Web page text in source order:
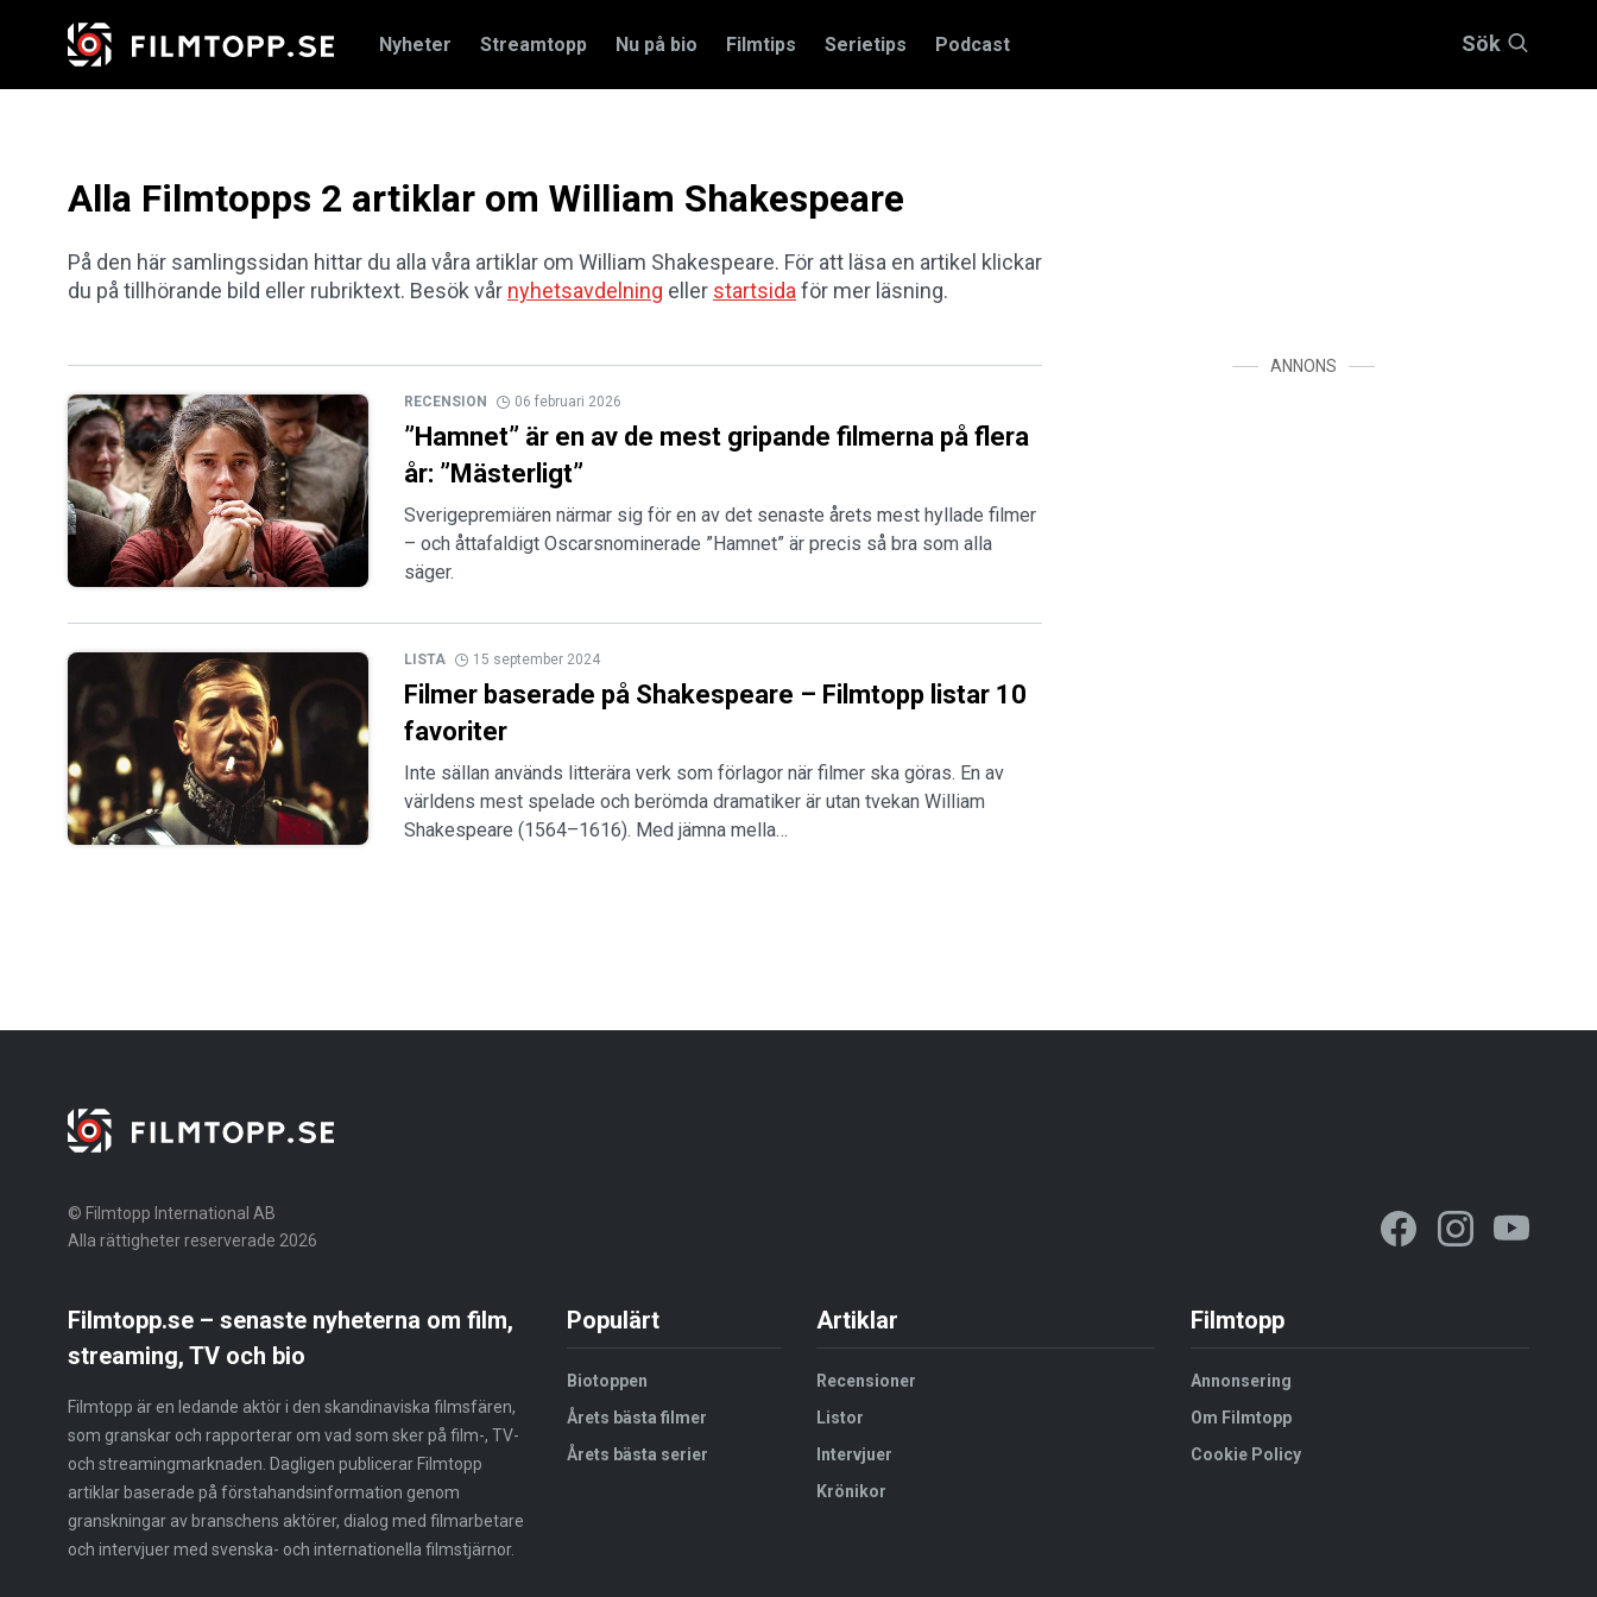
Nyheter Streamtopp Nu på bio Filmtips Serietips Podcast Sök
Alla Filmtopps 2 artiklar om William Shakespeare
På den här samlingssidan hittar du alla våra artiklar om William Shakespeare. För att läsa en artikel klickar
du på tillhörande bild eller rubriktext. Besök vår nyhetsavdelning eller startsida för mer läsning.
RECENSION 06 februari 2026
”Hamnet” är en av de mest gripande filmerna på flera
år: ”Mästerligt”
Sverigepremiären närmar sig för en av det senaste årets mest hyllade filmer
– och åttafaldigt Oscarsnominerade ”Hamnet” är precis så bra som alla
säger.
LISTA 15 september 2024
Filmer baserade på Shakespeare – Filmtopp listar 10
favoriter
Inte sällan används litterära verk som förlagor när filmer ska göras. En av
världens mest spelade och berömda dramatiker är utan tvekan William
Shakespeare (1564–1616). Med jämna mella…
ANNONS
© Filmtopp International AB
Alla rättigheter reserverade 2026
Filmtopp.se – senaste nyheterna om film,
streaming, TV och bio
Filmtopp är en ledande aktör i den skandinaviska filmsfären,
som granskar och rapporterar om vad som sker på film-, TV-
och streamingmarknaden. Dagligen publicerar Filmtopp
artiklar baserade på förstahandsinformation genom
granskningar av branschens aktörer, dialog med filmarbetare
och intervjuer med svenska- och internationella filmstjärnor.
Populärt
Biotoppen
Årets bästa filmer
Årets bästa serier
Artiklar
Recensioner
Listor
Intervjuer
Krönikor
Filmtopp
Annonsering
Om Filmtopp
Cookie Policy